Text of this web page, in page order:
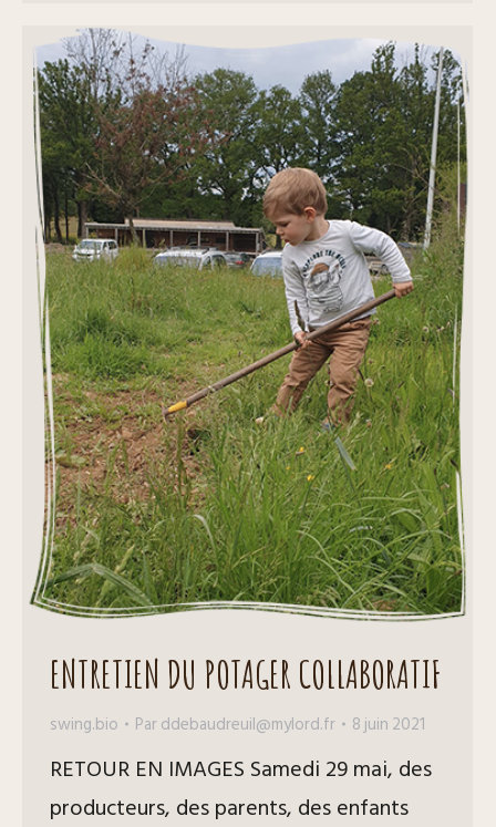
ENTRETIEN DU POTAGER COLLABORATIF
swing.bio Parddebaudreuil@mylord.fr 8 juin 2021
RETOUR EN IMAGES Samedi 29 mai, des
producteurs, des parents, des enfants